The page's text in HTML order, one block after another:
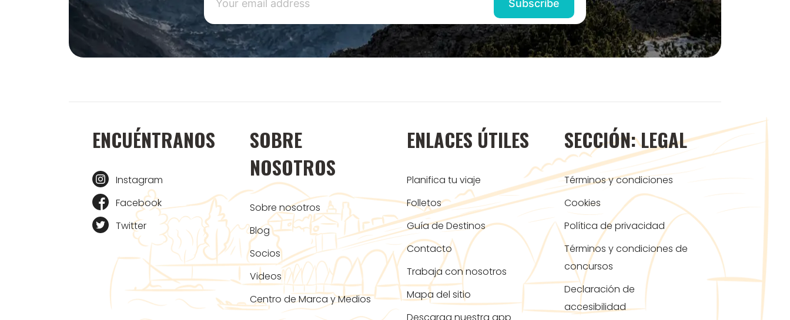
ENCUÉNTRANOS
Instagram
Facebook
Twitter
SOBRE
NOSOTROS
Sobre nosotros
Blog
Socios
Videos
Centro de Marca y Medios
ENLACES ÚTILES
Planifica tu viaje
Folletos
Guía de Destinos
Contacto
Trabaja con nosotros
Mapa del sitio
SECCIÓN: LEGAL
Términos y condiciones
Cookies
Política de privacidad
Términos y condiciones de
concursos
Declaración de
accesibilidad